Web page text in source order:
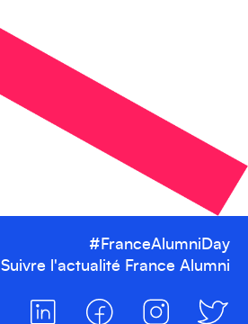
#FranceAlumniDay
Suivre l'actualité France Alumni